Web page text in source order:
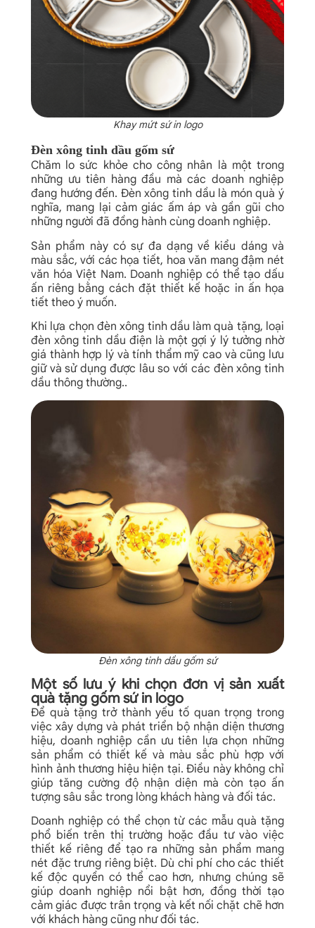
Khay mứt sứ in logo
Đèn xông tinh dầu gốm sứ
Chăm lo sức khỏe cho công nhân là một trong
những ưu tiên hàng đầu mà các doanh nghiệp
đang hướng đến. Đèn xông tinh dầu là món quà ý
nghĩa, mang lại cảm giác ấm áp và gần gũi cho
những người đã đồng hành cùng doanh nghiệp.
Sản phẩm này có sự đa dạng về kiểu dáng và
màu sắc, với các họa tiết, hoa văn mang đậm nét
văn hóa Việt Nam. Doanh nghiệp có thể tạo dấu
ấn riêng bằng cách đặt thiết kế hoặc in ấn họa
tiết theo ý muốn.
Khi lựa chọn đèn xông tinh dầu làm quà tặng, loại
đèn xông tinh dầu điện là một gợi ý lý tưởng nhờ
giá thành hợp lý và tính thẩm mỹ cao và cũng lưu
giữ và sử dụng được lâu so với các đèn xông tinh
dầu thông thường..
Đèn xông tinh dầu gốm sứ
Một số lưu ý khi chọn đơn vị sản xuất
quà tặng gốm sứ in logo
Để quà tặng trở thành yếu tố quan trọng trong
việc xây dựng và phát triển bộ nhận diện thương
hiệu, doanh nghiệp cần ưu tiên lựa chọn những
sản phẩm có thiết kế và màu sắc phù hợp với
hình ảnh thương hiệu hiện tại. Điều này không chỉ
giúp tăng cường độ nhận diện mà còn tạo ấn
tượng sâu sắc trong lòng khách hàng và đối tác.
Doanh nghiệp có thể chọn từ các mẫu quà tặng
phổ biến trên thị trường hoặc đầu tư vào việc
thiết kế riêng để tạo ra những sản phẩm mang
nét đặc trưng riêng biệt. Dù chi phí cho các thiết
kế độc quyền có thể cao hơn, nhưng chúng sẽ
giúp doanh nghiệp nổi bật hơn, đồng thời tạo
cảm giác được trân trọng và kết nối chặt chẽ hơn
với khách hàng cũng như đối tác.